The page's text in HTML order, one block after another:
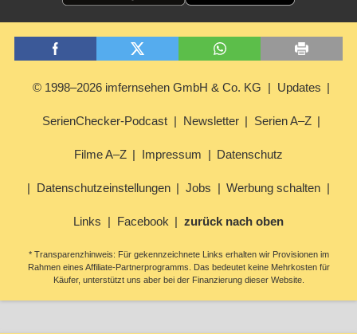
© 1998–2026 imfernsehen GmbH & Co. KG Updates
SerienChecker-Podcast Newsletter Serien A–Z
Filme A–Z Impressum Datenschutz
Datenschutzeinstellungen Jobs Werbung schalten
Links Facebook zurück nach oben
* Transparenzhinweis: Für gekennzeichnete Links erhalten wir Provisionen im
Rahmen eines Affiliate-Partnerprogramms. Das bedeutet keine Mehrkosten für
Käufer, unterstützt uns aber bei der Finanzierung dieser Website.